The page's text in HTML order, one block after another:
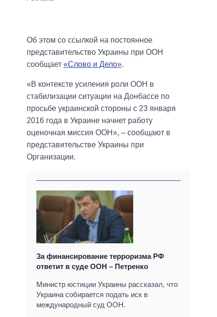
Об этом со ссылкой на постоянное
представительство Украины при ООН
сообщает «Слово и Дело».
«В контексте усиления роли ООН в
стабилизации ситуации на Донбассе по
просьбе украинской стороны с 23 января
2016 года в Украине начнет работу
оценочная миссия ООН», – сообщают в
представительстве Украины при
Организации.
За финансирование терроризма РФ
ответит в суде ООН – Петренко
Министр юстиции Украины рассказал, что
Украина собирается подать иск в
международный суд ООН.